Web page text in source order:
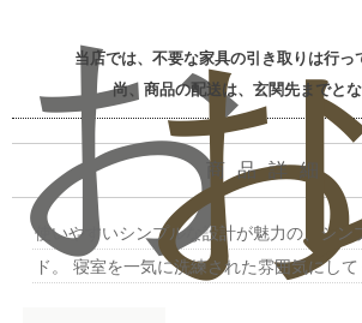
お
当店では、不要な家具の引き取りは行っ
尚、商品の配送は、玄関先までとな
商品詳細
使いやすいシンプルな設計が魅力の、シン
ド。 寝室を一気に洗練された雰囲気にして